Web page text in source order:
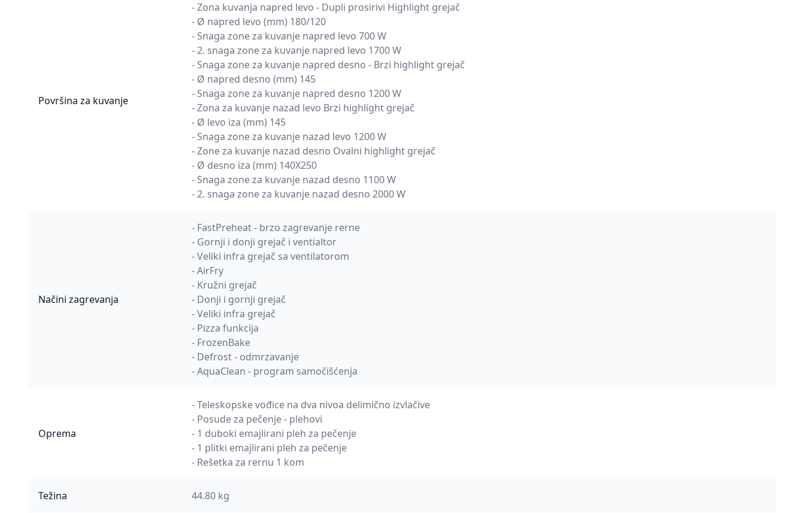
Površina za kuvanje
- Zona kuvanja napred levo - Dupli prosirivi Highlight grejač
- Ø napred levo (mm) 180/120
- Snaga zone za kuvanje napred levo 700 W
- 2. snaga zone za kuvanje napred levo 1700 W
- Snaga zone za kuvanje napred desno - Brzi highlight grejač
- Ø napred desno (mm) 145
- Snaga zone za kuvanje napred desno 1200 W
- Zona za kuvanje nazad levo Brzi highlight grejač
- Ø levo iza (mm) 145
- Snaga zone za kuvanje nazad levo 1200 W
- Zone za kuvanje nazad desno Ovalni highlight grejač
- Ø desno iza (mm) 140X250
- Snaga zone za kuvanje nazad desno 1100 W
- 2. snaga zone za kuvanje nazad desno 2000 W
Načini zagrevanja
- FastPreheat - brzo zagrevanje rerne
- Gornji i donji grejač i ventialtor
- Veliki infra grejač sa ventilatorom
- AirFry
- Kružni grejač
- Donji i gornji grejač
- Veliki infra grejač
- Pizza funkcija
- FrozenBake
- Defrost - odmrzavanje
- AquaClean - program samočišćenja
Oprema
- Teleskopske vođice na dva nivoa delimično izvlačive
- Posude za pečenje - plehovi
- 1 duboki emajlirani pleh za pečenje
- 1 plitki emajlirani pleh za pečenje
- Rešetka za rernu 1 kom
Težina 44.80 kg